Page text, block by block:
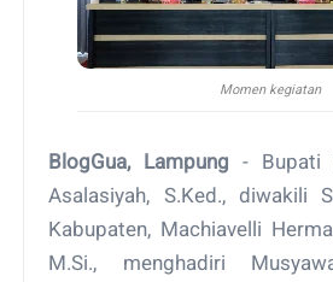
Momen kegiatan
BlogGua, Lampung - Bupati
Asalasiyah, S.Ked., diwakili
Kabupaten, Machiavelli
M.Si., menghadiri